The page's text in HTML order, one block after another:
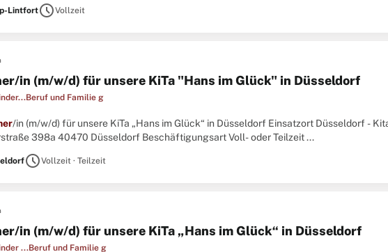
LintfortscheduleVollzeit
in (m/w/d) für unsere KiTa "Hans im Glück" in Düsseldorf
und Familie g
/in (m/w/d) für unsere KiTa „Hans im Glück“ in Düsseldorf Einsatzort Düsseldorf -
398a 40470 Düsseldorf Beschäftigungsart Voll- oder Teilzeit ...
scheduleVollzeit · Teilzeit
in (m/w/d) für unsere KiTa „Hans im Glück“ in Düsseldorf
...Beruf und Familie g